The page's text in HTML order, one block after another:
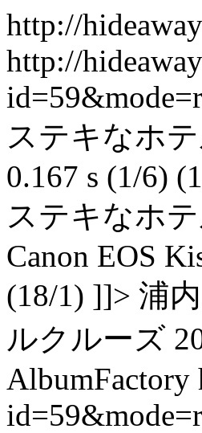
http://
http://
ステキなホ
0.167 s (1/6)
ステキなホ
Canon EOS
(18/1) ]]> 浦
ルクルーズ
AlbumFactory